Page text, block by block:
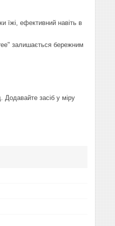
їжі, ефективний навіть в
залишається бережним
Додавайте засіб у міру